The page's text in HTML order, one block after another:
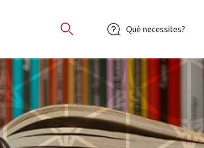
Obrir Cercador
Què necessites?